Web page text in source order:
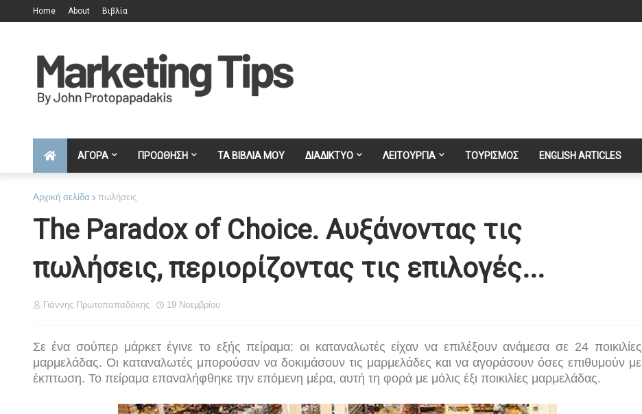
Home About Βιβλία
ΑΓΟΡΑ ΠΡΟΩΘΗΣΗ ΤΑ ΒΙΒΛΙΑ ΜΟΥ ΔΙΑΔΙΚΤΥΟ ΛΕΙΤΟΥΡΓΙΑ ΤΟΥΡΙΣΜΟΣ ENGLISH ARTICLES
Αρχική σελίδα πωλήσεις
The Paradox of Choice. Αυξάνοντας τις
πωλήσεις, περιορίζοντας τις επιλογές...
Γιάννης Πρωτοπαπαδάκης 19 Νοεμβρίου
Σε ένα σούπερ μάρκετ έγινε το εξής πείραμα: οι καταναλωτές είχαν να επιλέξουν ανάμεσα σε 24 ποικιλίες
μαρμελάδας. Οι καταναλωτές μπορούσαν να δοκιμάσουν τις μαρμελάδες και να αγοράσουν όσες επιθυμούν με
έκπτωση. Το πείραμα επαναλήφθηκε την επόμενη μέρα, αυτή τη φορά με μόλις έξι ποικιλίες μαρμελάδας.